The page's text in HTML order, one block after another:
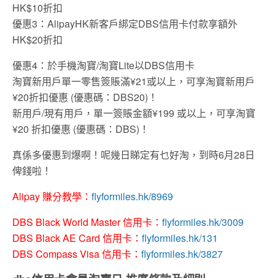
HK$10折扣
優惠3 ： AlipayHK新客戶綁定DBS信用卡付款享額外
HK$20折扣
優惠4：於手機淘寶/淘寶Lite以DBS信用卡
淘寶新用戶單一零售簽賬滿¥21或以上，可享淘寶新用戶
¥20折扣優惠 (優惠碼： DBS20)！
新用戶/現有用戶，單一簽賬金額¥199 或以上，可享淘寶
¥20 折扣優惠 (優惠碼： DBS)！
真係多優惠到爆啊！呢幾日睇定有乜好淘，到時6月28日
俾錢啦！
Alipay 賺分教學： flyformiles.hk/8969
DBS Black World Master 信用卡： flyformiles.hk/3009
DBS Black AE Card 信用卡： flyformiles.hk/131
DBS Compass Visa 信用卡： flyformiles.hk/3827